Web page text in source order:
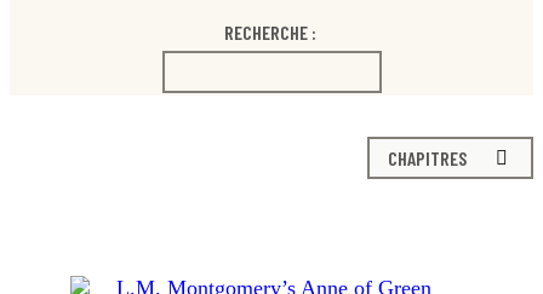
RECHERCHE :
CHAPITRES